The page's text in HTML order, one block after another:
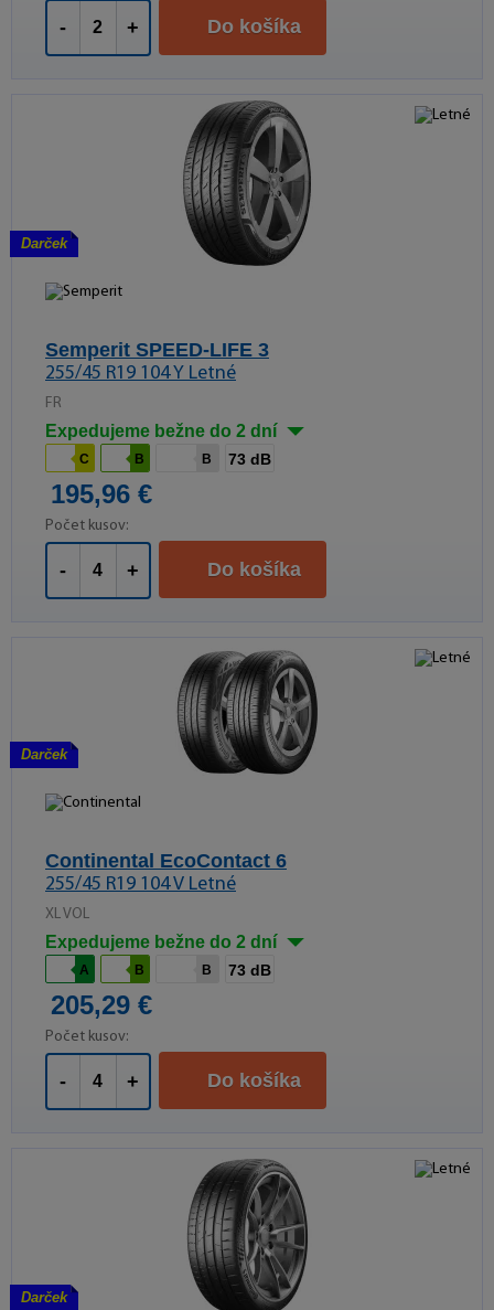
- + Do košíka
Darček
Semperit SPEED-LIFE 3
255/45 R19 104 Y Letné
FR
Expedujeme bežne do 2 dní
C B B 73 dB
195,96 €
Počet kusov:
- + Do košíka
Darček
Continental EcoContact 6
255/45 R19 104 V Letné
XL VOL
Expedujeme bežne do 2 dní
A B B 73 dB
205,29 €
Počet kusov:
- + Do košíka
Darček